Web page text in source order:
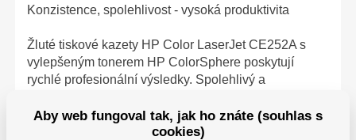
Konzistence, spolehlivost - vysoká produktivita
Žluté tiskové kazety HP Color LaserJet CE252A s
vylepšeným tonerem HP ColorSphere poskytují
rychlé profesionální výsledky. Spolehlivý a
marketingových materiálů a funkce správy
spotřebního materiálu šetřící čas.
Aby web fungoval tak, jak ho znáte (souhlas s
cookies)